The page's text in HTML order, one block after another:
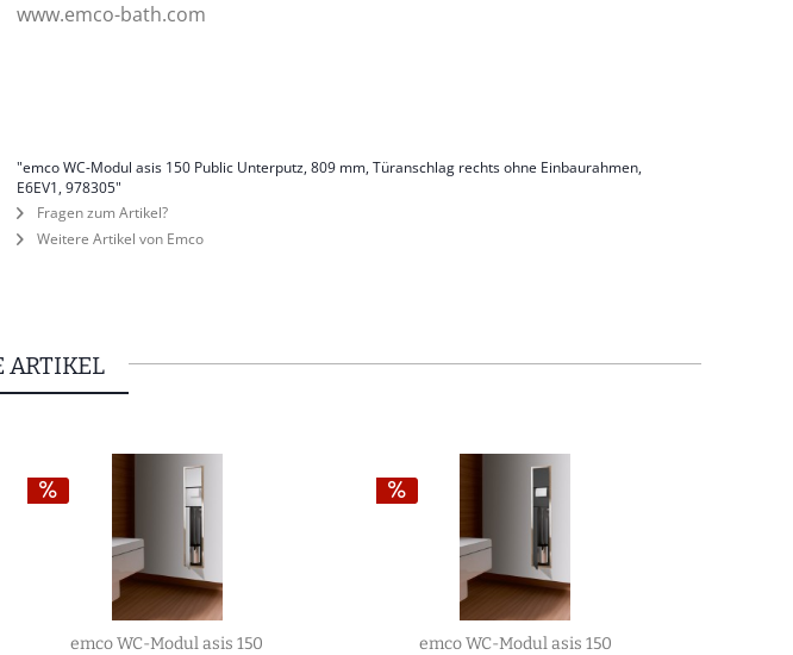
www.emco-bath.com
"emco WC-Modul asis 150 Public Unterputz, 809 mm, Türanschlag rechts ohne Einbaurahmen,
E6EV1, 978305"
Fragen zum Artikel?
Weitere Artikel von Emco
emco WC-Modul asis 150
emco WC-Modul asis 150